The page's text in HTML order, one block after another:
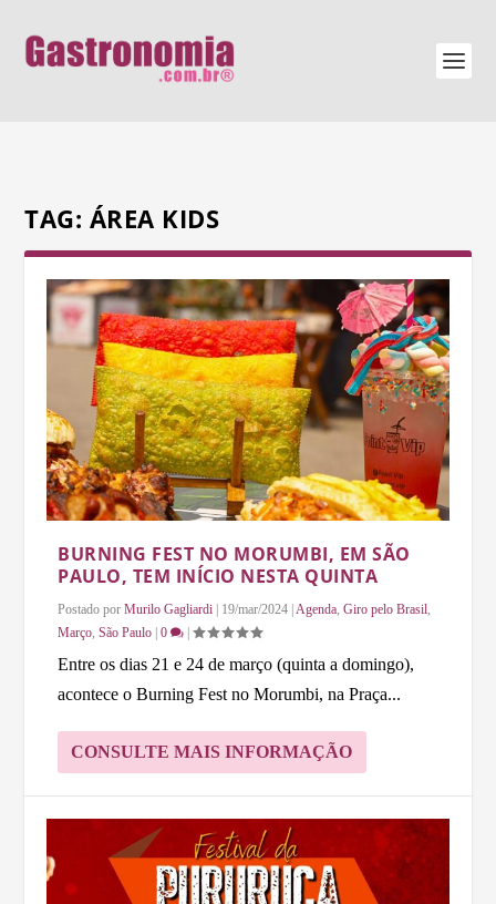
TAG: ÁREA KIDS
BURNING FEST NO MORUMBI, EM SÃO
PAULO, TEM INÍCIO NESTA QUINTA
Postado porMurilo Gagliardi | 19/mar/2024 | Agenda ,Giro pelo Brasil
Março ,São Paulo |0 |
Entre os dias 21 e 24 de março (quinta a domingo),
acontece o Burning Fest no Morumbi, na Praça...
CONSULTE MAIS INFORMAÇÃO